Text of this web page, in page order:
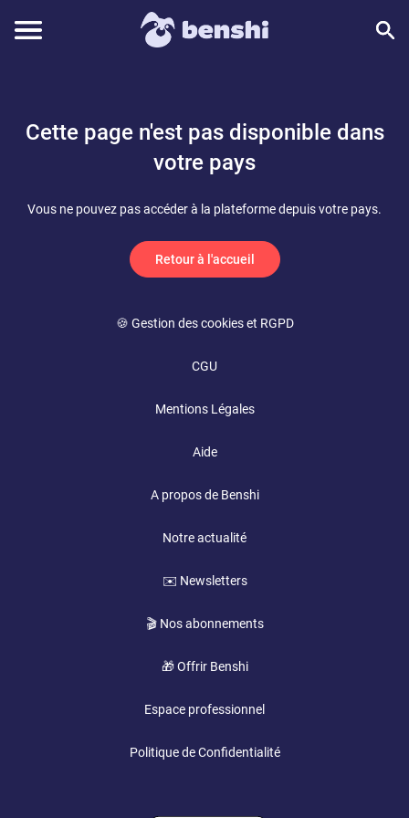
Cette page n'est pas disponible dans
votre pays
Vous ne pouvez pas accéder à la plateforme depuis votre pays.
Retour à l'accueil
🍪 Gestion des cookies et RGPD
CGU
Mentions Légales
Aide
A propos de Benshi
Notre actualité
✉️ Newsletters
🎬 Nos abonnements
🎁 Offrir Benshi
Espace professionnel
Politique de Confidentialité